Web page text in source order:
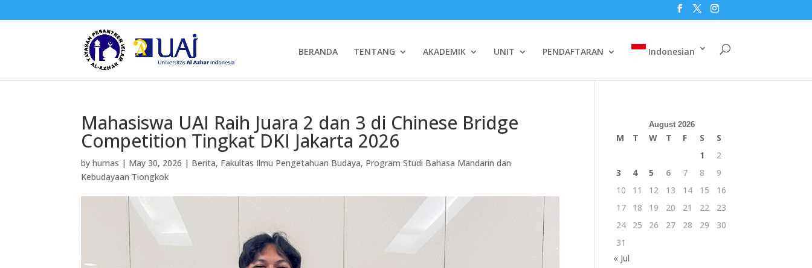
BERANDA TENTANG AKADEMIK UNIT PENDAFTARAN Indonesian
Mahasiswa UAI Raih Juara 2 dan 3 di Chinese Bridge
Competition Tingkat DKI Jakarta 2026
byhumas | May 30, 2026 | Berita, Fakultas Ilmu Pengetahuan Budaya, Program Studi Bahasa Mandarin dan
Kebudayaan Tiongkok
August 2026
M T W T F S
S
1
2
3
4 5 6 7 8
9
10
11 12 13 14 15
16
17
18 19 20 21 22
23
24
25 26 27 28 29
30
31
« Jul